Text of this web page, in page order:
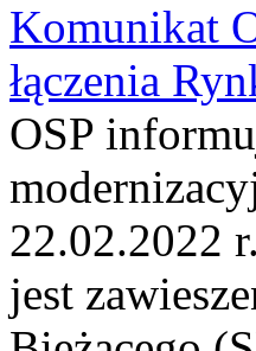
Komunikat
łączenia
OSP
22.02.2022
jest